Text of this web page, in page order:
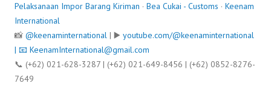
Pelaksanaan Impor Barang Kiriman · Bea Cukai - Customs · Keenam
International
📸 @keenaminternational | ▶️ youtube.com/@keenaminternational
| 📧 KeenamInternational@gmail.com
📞 (+62) 021-628-3287 | (+62) 021-649-8456 | (+62) 0852-8276-
7649